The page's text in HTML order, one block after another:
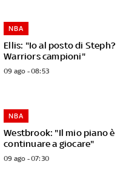
Ellis: "Io al posto di Steph?
Warriors campioni"
NBA
09 ago - 08:53
Westbrook: "Il mio piano è
continuare a giocare"
NBA
09 ago - 07:30